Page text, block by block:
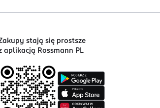
stają się prostsze
aplikacją Rossmann PL